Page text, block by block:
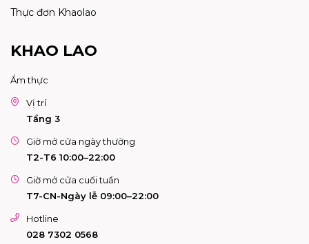
Thực đơn Khaolao
KHAO LAO
Ẩm thực
Vị trí
Tầng 3
Giờ mở cửa ngày thường
T2-T6 10:00–22:00
Giờ mở cửa cuối tuần
T7-CN-Ngày lễ 09:00–22:00
Hotline
028 7302 0568